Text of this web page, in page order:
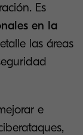
Es
en la
las áreas
e